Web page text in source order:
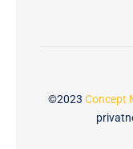
©2023 Concept